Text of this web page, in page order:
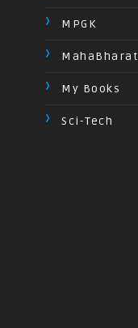
MPGK
MahaBharat
My Books
Sci-Tech